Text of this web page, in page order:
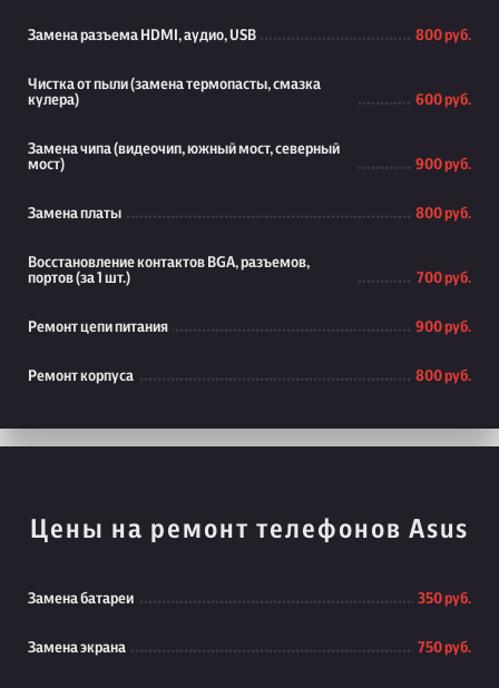
Замена разъема HDMI, аудио, USB 800 руб.
Чистка от пыли (замена термопасты, смазка
кулера)
600 руб.
Замена чипа (видеочип, южный мост, северный
мост)
900 руб.
Замена платы 800 руб.
Восстановление контактов BGA, разъемов,
портов (за 1 шт.)
700 руб.
Ремонт цепи питания 900 руб.
Ремонт корпуса 800 руб.
Цены на ремонт телефонов Asus
Замена батареи 350 руб.
Замена экрана 750 руб.